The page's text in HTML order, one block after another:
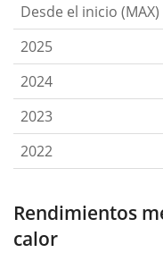
Desde el inicio (MAX)
2025
2024
2023
2022
Rendimientos
calor